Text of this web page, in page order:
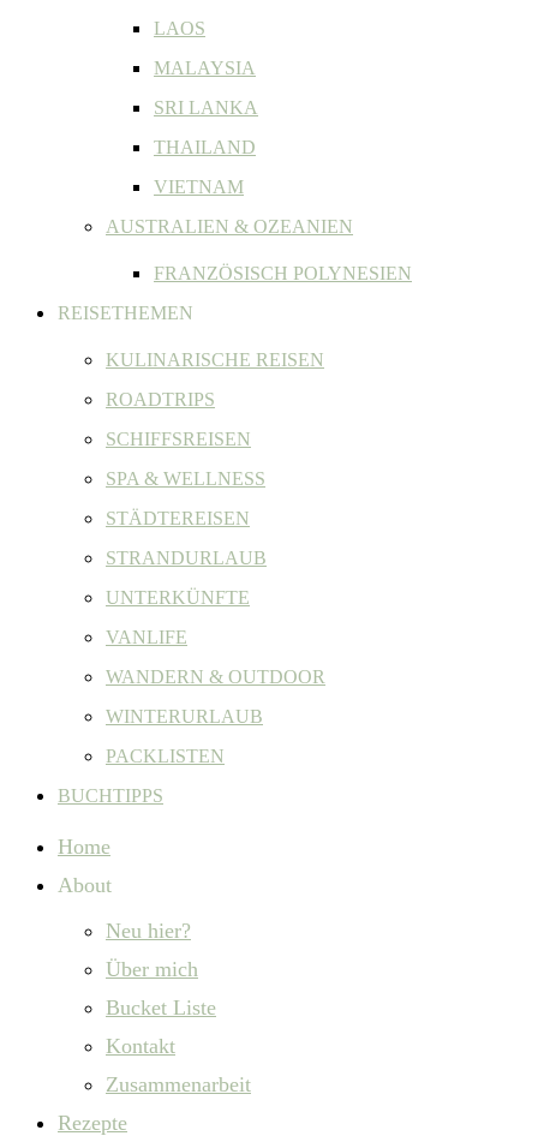
LAOS
MALAYSIA
SRI LANKA
THAILAND
VIETNAM
AUSTRALIEN & OZEANIEN
FRANZÖSISCH POLYNESIEN
REISETHEMEN
KULINARISCHE REISEN
ROADTRIPS
SCHIFFSREISEN
SPA & WELLNESS
STÄDTEREISEN
STRANDURLAUB
UNTERKÜNFTE
VANLIFE
WANDERN & OUTDOOR
WINTERURLAUB
PACKLISTEN
BUCHTIPPS
Home
About
Neu hier?
Über mich
Bucket Liste
Kontakt
Zusammenarbeit
Rezepte